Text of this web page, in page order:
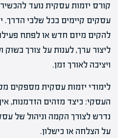
קורס יזמות עסקית נועד
עסקים קיימים בכל שלבי הדרך.
להקים מיזם חדש או לפתח
ליצור ערך, לענות על צורך בשוק
ויציבה לאורך זמן.
לימודי יזמות עסקית מספקים
העסקי: כיצד מזהים הזדמנות,
נדרש לצורך הקמה וניהול של
על הצלחה או כישלון.